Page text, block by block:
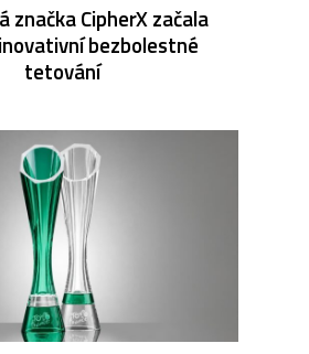
značka CipherX začala
bezbolestné
tetování